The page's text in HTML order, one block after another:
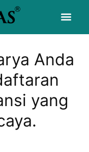
Anda
yang